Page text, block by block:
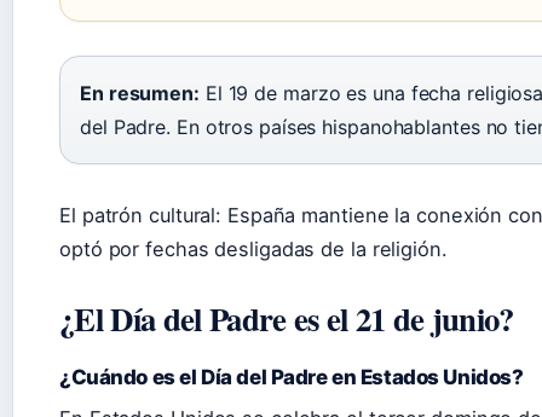
En resumen: El 19 de marzo es una fecha
del Padre. En otros países hispanohablantes no
El patrón cultural: España mantiene la conexión
optó por fechas desligadas de la religión.
¿El Día del Padre es el 21 de junio?
¿Cuándo es el Día del Padre en Estados Unidos?